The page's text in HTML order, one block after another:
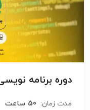
دوره برنامه
مدت زمان: 50 ساعت